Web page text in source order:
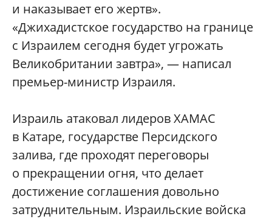
и наказывает его жертв».
«Джихадистское государство на границе
с Израилем сегодня будет угрожать
Великобритании завтра», — написал
премьер-министр Израиля.
Израиль атаковал лидеров ХАМАС
в Катаре, государстве Персидского
залива, где проходят переговоры
о прекращении огня, что делает
достижение соглашения довольно
затруднительным. Израильские войска